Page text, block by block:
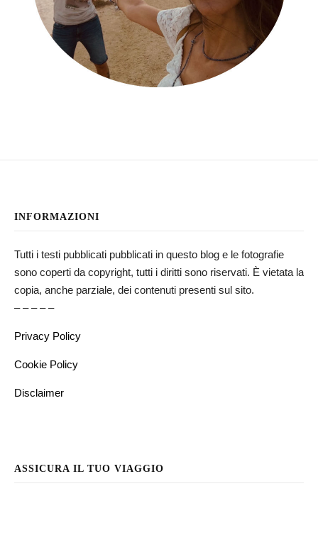
INFORMAZIONI
Tutti i testi pubblicati pubblicati in questo blog e le fotografie
sono coperti da copyright, tutti i diritti sono riservati. È vietata la
copia, anche parziale, dei contenuti presenti sul sito.
– – – – –
Privacy Policy
Cookie Policy
Disclaimer
ASSICURA IL TUO VIAGGIO